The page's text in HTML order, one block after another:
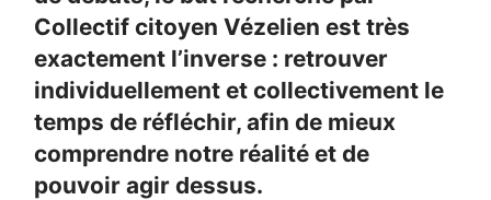
Collectif citoyen Vézelien est très
exactement l’inverse : retrouver
individuellement et collectivement le
temps de réfléchir, afin de mieux
comprendre notre réalité et de
pouvoir agir dessus.